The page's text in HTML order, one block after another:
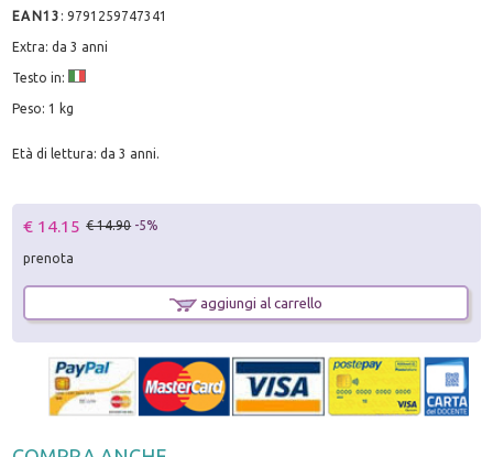
EAN13 :9791259747341
Extra: da 3 anni
Testo in:
Peso: 1 kg
Età di lettura: da 3 anni.
€ 14.15 € 14.90 -5%
prenota
aggiungi al carrello